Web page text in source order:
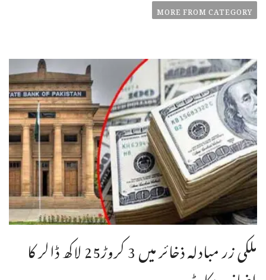
MORE FROM CATEGORY
ملکی زر مبادلہ ذخائر میں 3 کروڑ25 لاکھ ڈالر کا